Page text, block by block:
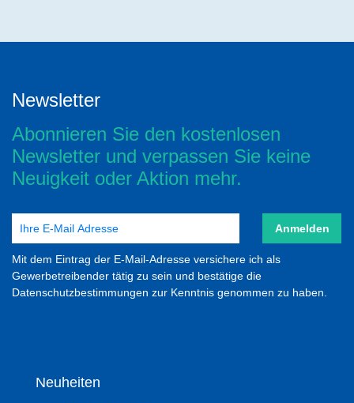
Newsletter
Abonnieren Sie den kostenlosen
Newsletter und verpassen Sie keine
Neuigkeit oder Aktion mehr.
Anmelden
Mit dem Eintrag der E-Mail-Adresse versichere ich als
Gewerbetreibender tätig zu sein und bestätige die
Datenschutzbestimmungen zur Kenntnis genommen zu haben.
Neuheiten